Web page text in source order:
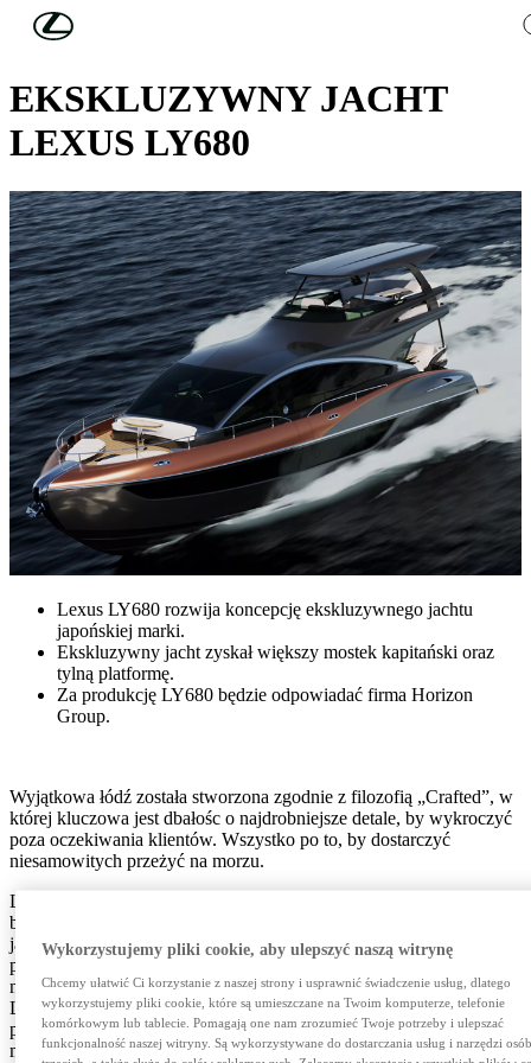
Skip to Main Content
NOWA ODSŁONA
EKSKLUZYWNY JACHT
LEXUS LY680
Lexus LY680 rozwija koncepcję ekskluzywnego jachtu
japońskiej marki.
Ekskluzywny jacht zyskał większy mostek kapitański oraz
tylną platformę.
Za produkcję LY680 będzie odpowiadać firma Horizon
Group.
Wyjątkowa łódź została stworzona zgodnie z filozofią „Crafted”, w
której kluczowa jest dbałośc o najdrobniejsze detale, by wykroczyć
poza oczekiwania klientów. Wszystko po to, by dostarczyć
niesamowitych przeżyć na morzu.
LY680 ma sprawiać, że pasażerowie poczują prawdziwą wolność i
będą mogli z dala od brzegu odpocząć od codzienności. Kadłub
jachtu został zaprojektowany zgodnie z wytycznymi koncepcji
projektowej Lexusa L-finesse, a jego wnętrze zostało stworzone z
najlepszych materiałów, by zapewnić najwyższy komfort. Jak na
Lexusa przystało jacht ma osiągi, które pozwalają na sprawne
poruszanie się po wodzie, łódź jest bardzo zwrotna i łatwo się nią
manewruje, a podczas rejsu oferuje swoim pasażerom komfort i
Wykorzystujemy pliki cookie, aby ulepszyć naszą witrynę
Chcemy ułatwić Ci korzystanie z naszej strony i usprawnić świadczenie usług, dlatego
wykorzystujemy pliki cookie, które są umieszczane na Twoim komputerze, telefonie
komórkowym lub tablecie. Pomagają one nam zrozumieć Twoje potrzeby i ulepszać
funkcjonalność naszej witryny. Są wykorzystywane do dostarczania usług i narzędzi osób